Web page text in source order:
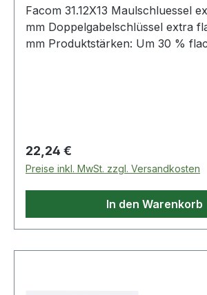
Facom 31.12X13 Maulschluessel
mm Doppelgabelschlüssel extra flach SW 12x13
mm Produktstärken: Um 30 % flacher als ein
Regulärer Preis:
22,24 €
Preise inkl. MwSt. zzgl. Versandkosten
In den Warenkorb